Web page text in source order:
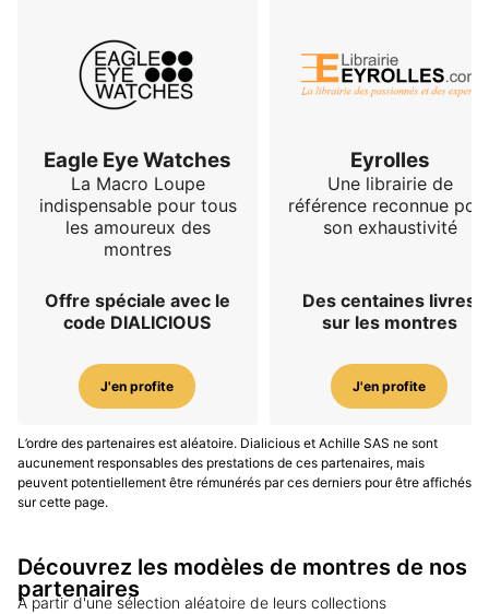
Eagle Eye Watches
La Macro Loupe
indispensable pour tous
les amoureux des
montres
Offre spéciale avec le
code DIALICIOUS
J'en profite
Eyrolles
Une librairie de
référence reconnue
son exhaustivité
Des centaines livres
sur les montres
J'en profite
L’ordre des partenaires est aléatoire. Dialicious et Achille SAS ne sont
aucunement responsables des prestations de ces partenaires, mais
peuvent potentiellement être rémunérés par ces derniers pour être affichés
sur cette page.
Découvrez les modèles de montres de nos
partenaires
A partir d'une sélection aléatoire de leurs collections